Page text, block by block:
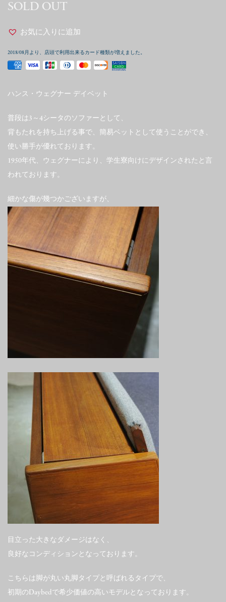
SOLD OUT
お気に入りに追加
2018/08月より、店頭で利用出来るカード種類が増えました。
ハンス・ウェグナー デイベット
普段は3～4シータのソファーとして、
背もたれを持ち上げる事で、簡易ベットとして使うことができ、
使い勝手が優れております。
1950年代、ウェグナーにより、学生寮向けにデザインされたと言
われております。
細かな傷が幾つかございますが、
目立った大きなダメージはなく、
良好なコンディションとなっております。
こちらは脚が丸い丸脚タイプと呼ばれるタイプで、
初期のDaybedで希少価値の高いモデルとなっております。